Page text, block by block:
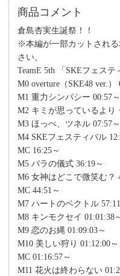
商品コメント
倉島杏実生誕祭！！
※本編が一部カットされ
さい。
TeamE 5th 「SKEフェステ
M0 overture（SKE48 ver.）
M1 重力シンパシー 00:57～
M2 キミが思っているより
M3 ほっぺ、ツネル 07:57～
M4 SKEフェスティバル
MC 16:25～
M5 バラの儀式 36:19～
M6 女神はどこで微笑む？
MC 44:51～
M7 ハートのベクトル
M8 キンモクセイ 01:01:38
M9 恋のお縄 01:09:03～
M10 美しい狩り 01:12:00～
MC 01:16:57～
M11 花火は終わらない